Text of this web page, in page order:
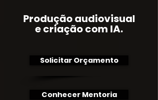
Produção audiovisual
e criação com IA.
Solicitar Orçamento
Conhecer Mentoria